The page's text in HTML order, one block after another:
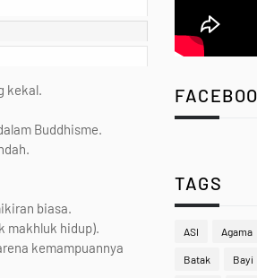
kekal.
Buddhisme.
biasa.
makhluk hidup).
kemampuannya
TAGS
ASI Agama
Batak Bayi